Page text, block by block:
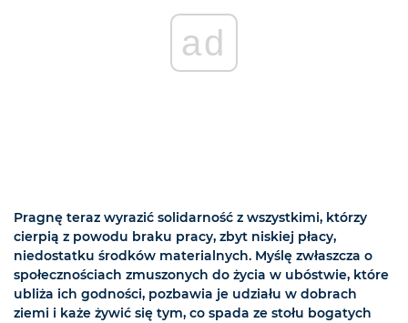
ad
Pragnę teraz wyrazić solidarność z wszystkimi, którzy
cierpią z powodu braku pracy, zbyt niskiej płacy,
niedostatku środków materialnych. Myślę zwłaszcza o
społecznościach zmuszonych do życia w ubóstwie, które
ubliża ich godności, pozbawia je udziału w dobrach
ziemi i każe żywić się tym, co spada ze stołu bogatych